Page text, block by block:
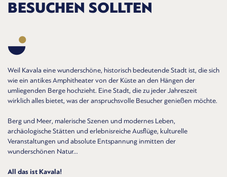
BESUCHEN SOLLTEN
Weil Kavala eine wunderschöne, historisch bedeutende Stadt ist, die sich
wie ein antikes Amphitheater von der Küste an den Hängen der
umliegenden Berge hochzieht. Eine Stadt, die zu jeder Jahreszeit
wirklich alles bietet, was der anspruchsvolle Besucher genießen möchte.
Berg und Meer, malerische Szenen und modernes Leben,
archäologische Stätten und erlebnisreiche Ausflüge, kulturelle
Veranstaltungen und absolute Entspannung inmitten der
wunderschönen Natur...
All das ist Kavala!